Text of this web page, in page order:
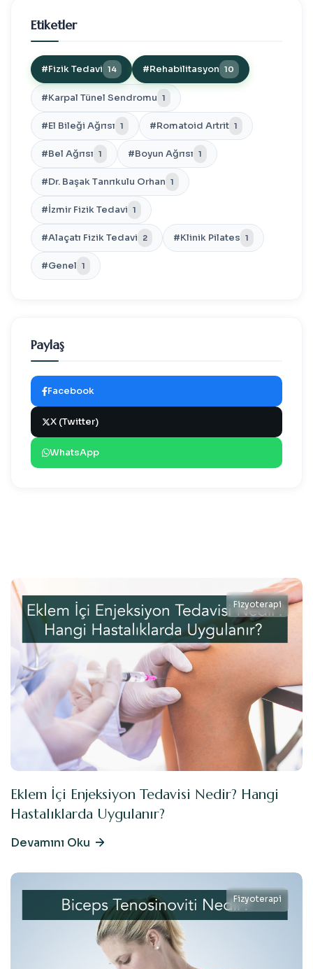
Etiketler
#Fizik Tedavi 14 #Rehabilitasyon 10
#Karpal Tünel Sendromu 1
#El Bileği Ağrısı 1 #Romatoid Artrit 1
#Bel Ağrısı 1 #Boyun Ağrısı 1
#Dr. Başak Tanrıkulu Orhan 1
#İzmir Fizik Tedavi 1
#Alaçatı Fizik Tedavi 2 #Klinik Pilates 1
#Genel 1
Paylaş
Facebook
X (Twitter)
WhatsApp
Fizyoterapi
Eklem İçi Enjeksiyon Tedavisi Nedir? Hangi
Hastalıklarda Uygulanır?
Devamını Oku
Fizyoterapi